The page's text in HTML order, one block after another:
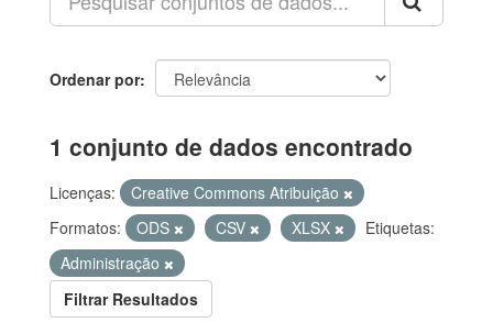
Ordenar por
1 conjunto de dados encontrado
Licenças:
Creative Commons Atribuição
Formatos:
ODS CSV XLSX
Etiquetas:
Administração
Filtrar Resultados